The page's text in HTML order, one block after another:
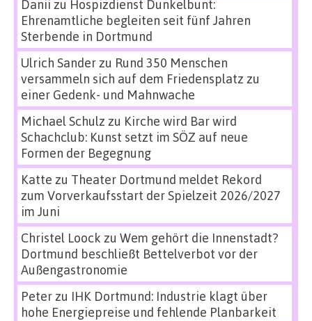
Danii zu Hospizdienst Dunkelbunt:
Ehrenamtliche begleiten seit fünf Jahren
Sterbende in Dortmund
Ulrich Sanderzu Rund 350 Menschen
versammeln sich auf dem Friedensplatz zu
einer Gedenk- und Mahnwache
Michael Schulz zu Kirche wird Bar wird
Schachclub: Kunst setzt im SÖZ auf neue
Formen der Begegnung
Katte zu Theater Dortmund meldet Rekord
zum Vorverkaufsstart der Spielzeit 2026/2027
im Juni
Christel Loock zu Wem gehört die Innenstadt?
Dortmund beschließt Bettelverbot vor der
Außengastronomie
Peterzu IHK Dortmund: Industrie klagt über
hohe Energiepreise und fehlende Planbarkeit